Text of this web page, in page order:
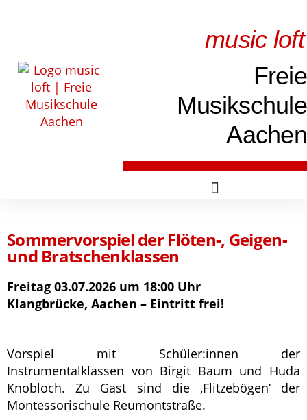
music loft
Freie
Musikschule
Aachen
Sommervorspiel der Flöten-, Geigen-
und Bratschenklassen
Freitag 03.07.2026 um 18:00 Uhr
Klangbrücke, Aachen – Eintritt frei!
Vorspiel mit Schüler:innen der
Instrumentalklassen von Birgit Baum und Huda
Knobloch. Zu Gast sind die ‚Flitzebögen‘ der
Montessori­schule Reumontstraße.